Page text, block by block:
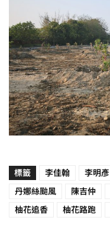
標籤 李佳翰 李明彥
丹娜絲颱風 陳吉仲
柚花追香 柚花路跑